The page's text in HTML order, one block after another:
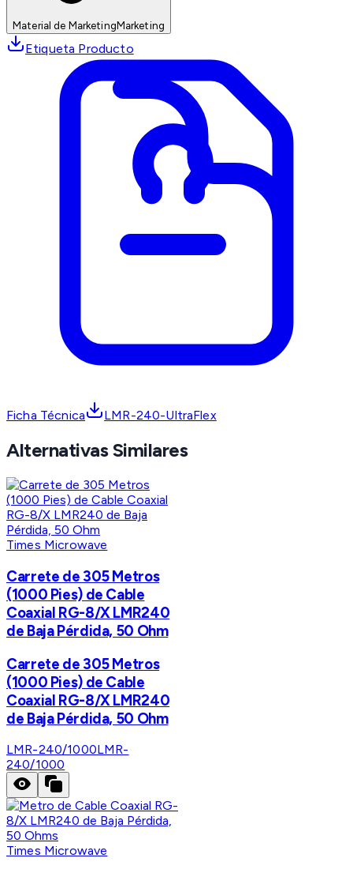
Material de MarketingMarketing
Etiqueta Producto
Ficha Técnica LMR-240-UltraFlex
Alternativas Similares
Times Microwave
Carrete de 305 Metros
(1000 Pies) de Cable
Coaxial RG-8/X LMR240
de Baja Pérdida, 50 Ohm
Carrete de 305 Metros
(1000 Pies) de Cable
Coaxial RG-8/X LMR240
de Baja Pérdida, 50 Ohm
LMR-240/1000LMR-
240/1000
Times Microwave